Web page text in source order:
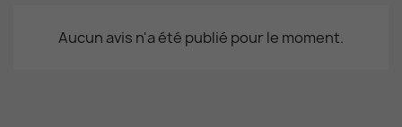
Aucun avis n'a été publié pour le moment.